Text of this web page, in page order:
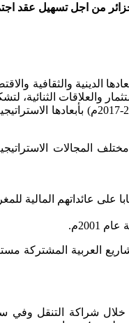
من اجل تسهيل عقد
الدينية والثقافية
لبحث الاستثمار والعلاقات
نحو دعم المملكة المغربية وترسيخ استقرارها كنموذج ديمقراطي فريد
الاستراتيجية
على عائداتهم المالية
العربية المشتركة